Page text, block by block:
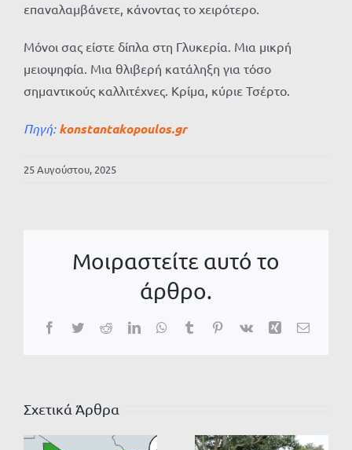
επαναλαμβάνετε, κάνοντας το χειρότερο.
Μόνοι σας είστε δίπλα στη Γλυκερία. Μια μικρή
μειοψηφία. Μια θλιβερή κατάληξη για τόσο
σημαντικούς καλλιτέχνες. Κρίμα, κύριε Τσέρτο.
Πηγή:konstantakopoulos.gr
25 Αυγούστου, 2025
Μοιραστείτε αυτό το
άρθρο.
Facebook
TwitterRedditLinkedInWhatsApp
TumblrPinterest
Vk Xing Email
Σχετικά Άρθρα